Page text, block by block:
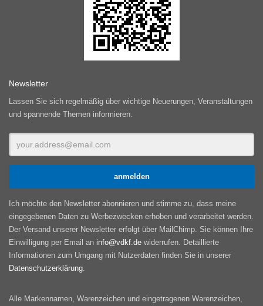
Newsletter
Lassen Sie sich regelmäßig über wichtige Neuerungen, Veranstaltungen
und spannende Themen informieren.
Ich möchte den Newsletter abonnieren und stimme zu, dass meine
eingegebenen Daten zu Werbezwecken erhoben und verarbeitet werden.
Der Versand unserer Newsletter erfolgt über MailChimp. Sie können Ihre
Einwilligung per Email an info@vdkf.de widerrufen. Detaillierte
Informationen zum Umgang mit Nutzerdaten finden Sie in unserer
Datenschutzerklärung
Alle Markennamen, Warenzeichen und eingetragenen Warenzeichen,